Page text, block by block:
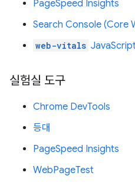
PageSpeed Insights
Search Console (Core
web-vitals
실험실 도구
Chrome DevTools
등대
PageSpeed Insights
WebPageTest